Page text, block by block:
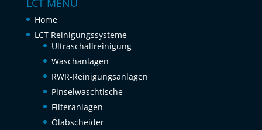
Home
LCT Reinigungssysteme
Ultraschallreinigung
Waschanlagen
RWR-Reinigungsanlagen
Pinselwaschtische
Filteranlagen
Ölabscheider